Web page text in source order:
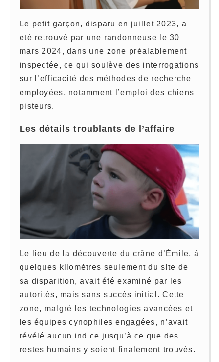
Le petit garçon, disparu en juillet 2023, a
été retrouvé par une randonneuse le 30
mars 2024, dans une zone préalablement
inspectée, ce qui soulève des interrogations
sur l’efficacité des méthodes de recherche
employées, notamment l’emploi des chiens
pisteurs.
Les détails troublants de l’affaire
Le lieu de la découverte du crâne d’Émile, à
quelques kilomètres seulement du site de
sa disparition, avait été examiné par les
autorités, mais sans succès initial. Cette
zone, malgré les technologies avancées et
les équipes cynophiles engagées, n’avait
révélé aucun indice jusqu’à ce que des
restes humains y soient finalement trouvés.